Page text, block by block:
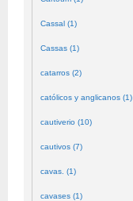
Cassal (1)
Cassas (1)
catarros (2)
católicos y anglicanos (1)
cautiverio (10)
cautivos (7)
cavas. (1)
cavases (1)